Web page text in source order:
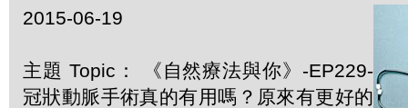
2015-06-19
主題 Topic： 《自然療法與你》-EP229-
冠狀動脈手術真的有用嗎？原來有更好的